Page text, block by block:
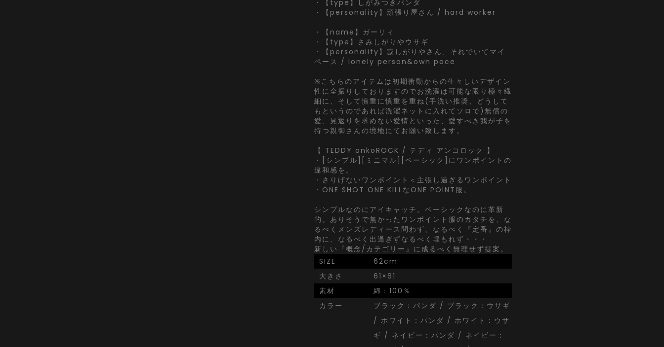
・【type】しがみつきパンダ
・【personality】頑張り屋さん / hard worker
・【name】ガーリィ
・【type】さみしがりやウサギ
・【personality】寂しがりやさん、それでいてマイ
ペース / lonely person&own pace
※こちらのアイテムは初期衝動からの生々しいデザイン
性に全振りしておりますのでお洗濯は可能な限り極々繊
細に、そして慎重に慎重を重ね(手洗い推奨、どうして
もというのであれば洗濯ネットに入れてソロで)無償の
愛、見返りを求めない愛情といった、愛すべき我が子を
持つ親御さんの境地にてお願い致します。
【 TEDDY ankoROCK / テディ アンコロック 】
・[シンプル][ミニマル][ベーシック]にワンポイントの
違和感を。
・さりげないワンポイント＜主張し過ぎるワンポイント
・ONE SHOT ONE KILLなONE POINT服。
シンプルなのにアイキャッチ。ベーシックなのに革新
的。ありそうで無かったワンポイント服のカタチを、な
るべくメンズレディース問わず、なるべく『定番』の枠
内に、なるべく出過ぎずなるべく埋もれず・・・
新しい『概念/カテゴリー』に成るべく無理せず提案。
SIZE
62cm
大きさ
61×61
素材
綿：100％
カラー
ブラック：パンダ / ブラック：ウサギ
/ ホワイト：パンダ / ホワイト：ウサ
ギ / ネイビー：パンダ / ネイビー：